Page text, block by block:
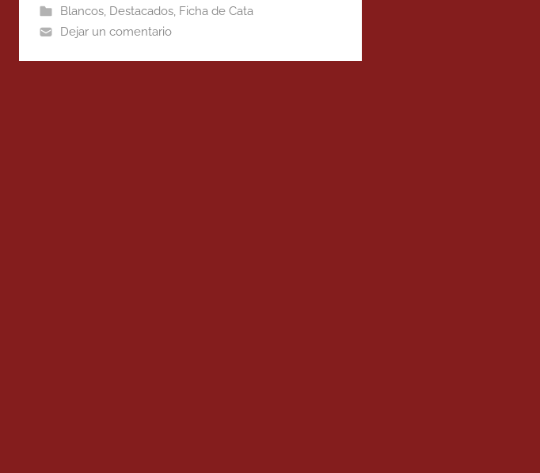
Blancos, Destacados, Ficha de Cata
Dejar un comentario